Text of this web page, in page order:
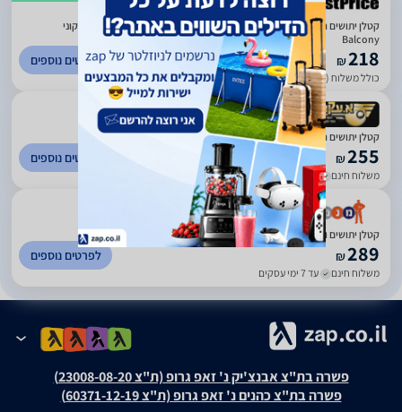
קטלן יתושים חשמלי למרפסת, גינה או חצר Green Place דגם הוריקן גינה בלקוני
Balcony
₪218
כולל משלוח (9 ₪) עד 5 ימי עסקים
לפרטים נוספים
5
(
167
)
‏קטלן יתושים חשמלי הוריקן גינה בלקוני Green Place גרין פלייס
₪255
משלוח חינם עד 7 ימי עסקים
לפרטים נוספים
4.2
(
145
)
‏קטלן יתושים ומעופפים הוריקן גינה בלקוני Balcony
₪289
משלוח חינם עד 7 ימי עסקים
לפרטים נוספים
פשרה בת"צ אבנצ'יק נ' זאפ גרופ (ת"צ 23008-08-20)
פשרה בת"צ כהנים נ' זאפ גרופ (ת"צ 60371-12-19)